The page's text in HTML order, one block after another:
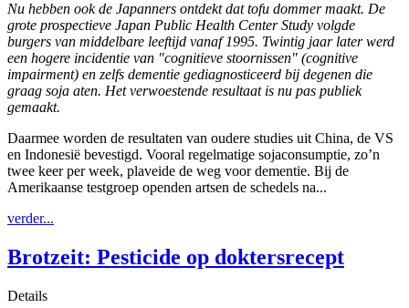
Nu hebben ook de Japanners ontdekt dat tofu dommer maakt. De
grote prospectieve Japan Public Health Center Study volgde
burgers van middelbare leeftijd vanaf 1995. Twintig jaar later werd
een hogere incidentie van "cognitieve stoornissen" (cognitive
impairment) en zelfs dementie gediagnosticeerd bij degenen die
graag soja aten. Het verwoestende resultaat is nu pas publiek
gemaakt.
Daarmee worden de resultaten van oudere studies uit China, de VS
en Indonesië bevestigd. Vooral regelmatige sojaconsumptie, zo’n
twee keer per week, plaveide de weg voor dementie. Bij de
Amerikaanse testgroep openden artsen de schedels na...
verder...
Brotzeit: Pesticide op doktersrecept
Details